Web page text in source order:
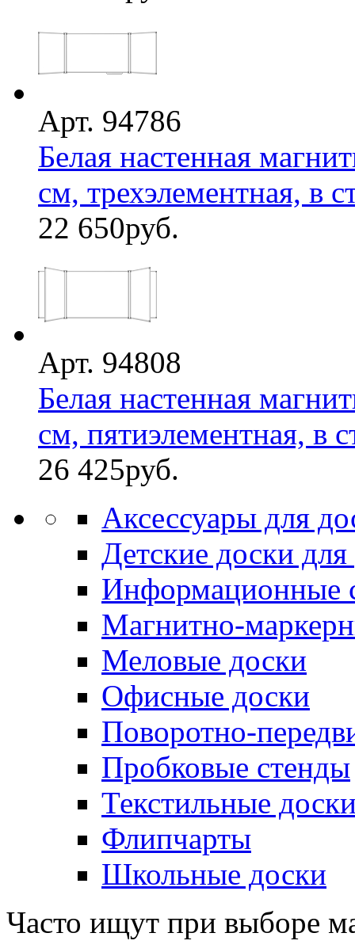
Арт. 94786
Белая настенная
см, трехэлементная, в
22 650руб.
Арт. 94808
Белая настенная
см, пятиэлементная, в
26 425руб.
Аксессуары для
Детские доски
Информационные
Магнитно-
Меловые доски
Офисные доски
Поворотно-
Пробковые стенды
Текстильные
Флипчарты
Школьные доски
Часто ищут при выборе